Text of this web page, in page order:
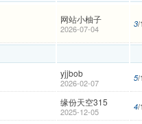
网站小柚子
2026-07-04 3/
yjjbob
2026-02-07 5/
缘份天空315
2025-12-05 4/